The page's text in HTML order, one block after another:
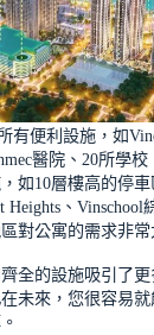
有便利設施，如
醫院、20所學
如10層樓高的停車
Heights、
對公寓的需求非常
全的設施吸引了更
未來，您很容易